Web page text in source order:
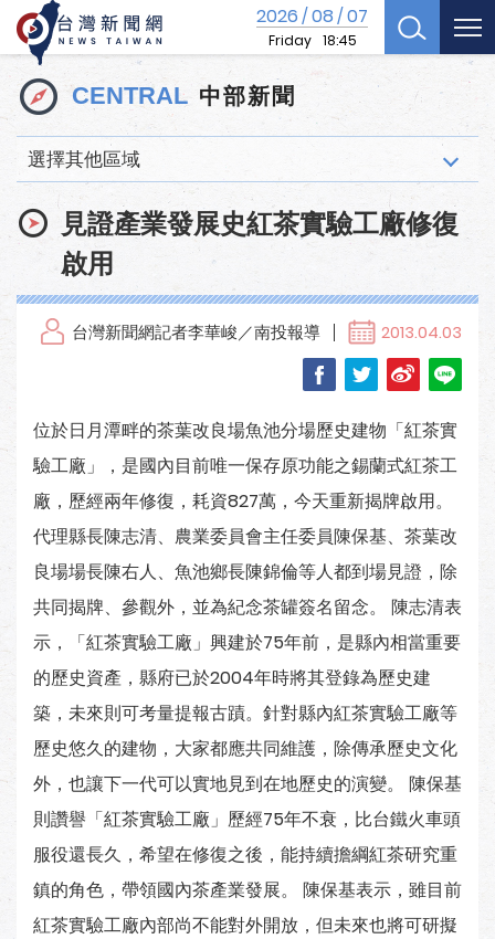
2026/08/07
Friday 18:45
CENTRAL 中部新聞
選擇其他區域
見證產業發展史紅茶實驗工廠修復
啟用
台灣新聞網記者李華峻／南投報導 2013.04.03
位於日月潭畔的茶葉改良場魚池分場歷史建物「紅茶實
驗工廠」，是國內目前唯一保存原功能之錫蘭式紅茶工
廠，歷經兩年修復，耗資827萬，今天重新揭牌啟用。
代理縣長陳志清、農業委員會主任委員陳保基、茶葉改
良場場長陳右人、魚池鄉長陳錦倫等人都到場見證，除
共同揭牌、參觀外，並為紀念茶罐簽名留念。 陳志清表
示，「紅茶實驗工廠」興建於75年前，是縣內相當重要
的歷史資產，縣府已於2004年時將其登錄為歷史建
築，未來則可考量提報古蹟。針對縣內紅茶實驗工廠等
歷史悠久的建物，大家都應共同維護，除傳承歷史文化
外，也讓下一代可以實地見到在地歷史的演變。 陳保基
則讚譽「紅茶實驗工廠」歷經75年不衰，比台鐵火車頭
服役還長久，希望在修復之後，能持續擔綱紅茶研究重
鎮的角色，帶領國內茶產業發展。 陳保基表示，雖目前
紅茶實驗工廠內部尚不能對外開放，但未來也將可研擬